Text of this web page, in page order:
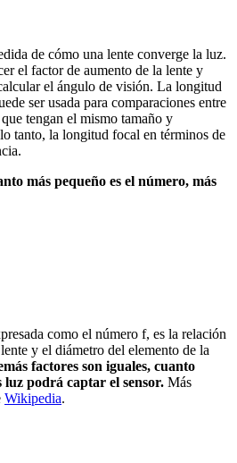
de cómo una lente converge la luz.
el factor de aumento de la lente y
el ángulo de visión. La longitud
ser usada para comparaciones entre
tengan el mismo tamaño y
tanto, la longitud focal en términos de
más pequeño es el número, más
como el número f, es la relación
y el diámetro del elemento de la
factores son iguales, cuanto
luz podrá captar el sensor. Más
Wikipedia.